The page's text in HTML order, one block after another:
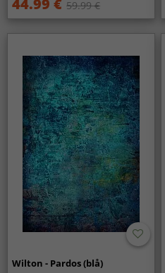
44.99 € 59.99 €
Wilton - Pardos (blå)